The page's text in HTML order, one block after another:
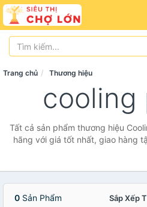
Trang chủ Thương hiệu
cooling
Tất cả sản phẩm thương hiệu
hãng với giá tốt nhất, giao hàng
0 Sản Phẩm Sắp Xếp